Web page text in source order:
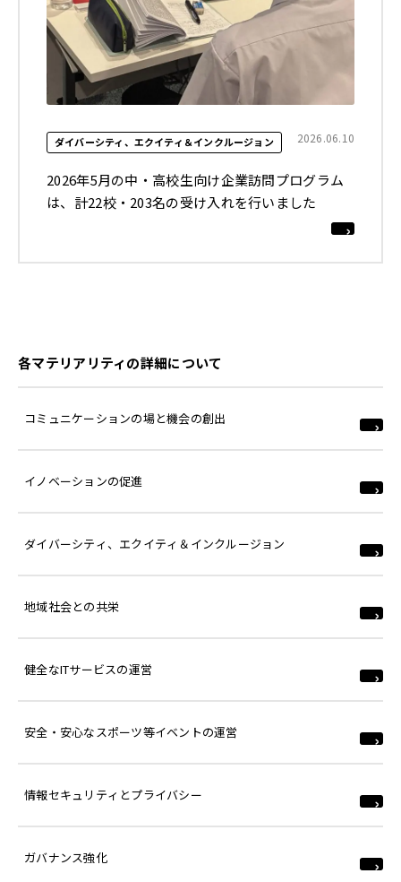
ダイバーシティ、エクイティ＆インクルージョン 2026.06.10
2026年5月の中・高校生向け企業訪問プログラム
は、計22校・203名の受け入れを行いました
各マテリアリティの詳細について
コミュニケーションの場と機会の創出
イノベーションの促進
ダイバーシティ、エクイティ＆インクルージョン
地域社会との共栄
健全なITサービスの運営
安全・安心なスポーツ等イベントの運営
情報セキュリティとプライバシー
ガバナンス強化